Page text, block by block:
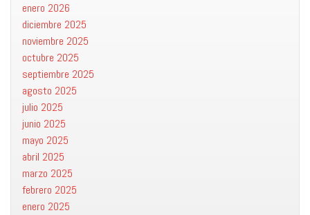
enero 2026
diciembre 2025
noviembre 2025
octubre 2025
septiembre 2025
agosto 2025
julio 2025
junio 2025
mayo 2025
abril 2025
marzo 2025
febrero 2025
enero 2025